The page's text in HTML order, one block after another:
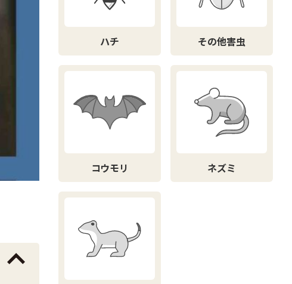
ハチ その他害虫
コウモリ ネズミ